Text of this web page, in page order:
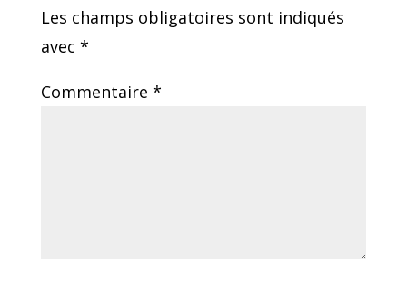
Les champs obligatoires sont indiqués
avec *
Commentaire *